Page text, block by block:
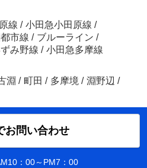
線 / 小田急小田原線 /
市線 / ブルーライン /
み野線 / 小田急多摩線
淵 / 町田 / 多摩境 / 淵野辺 /
お問い合わせ
：00～PM7：00